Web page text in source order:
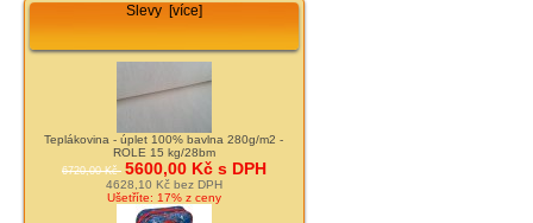
Slevy [více]
Teplákovina - úplet 100% bavlna 280g/m2 -
ROLE 15 kg/28bm
6720,00 Kč 5600,00 Kč s DPH
4628,10 Kč bez DPH
Ušetříte: 17% z ceny